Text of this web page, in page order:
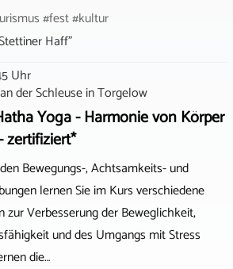
#fest #kultur
Haff"
Uhr
der SchleuseinTorgelow
Yoga - Harmonie von Körper
zertifiziert*
Bewegungs-, Achtsamkeits- und
lernen Sie im Kurs verschiedene
zur Verbesserung der Beweglichkeit,
und des Umgangs mit Stress
die…